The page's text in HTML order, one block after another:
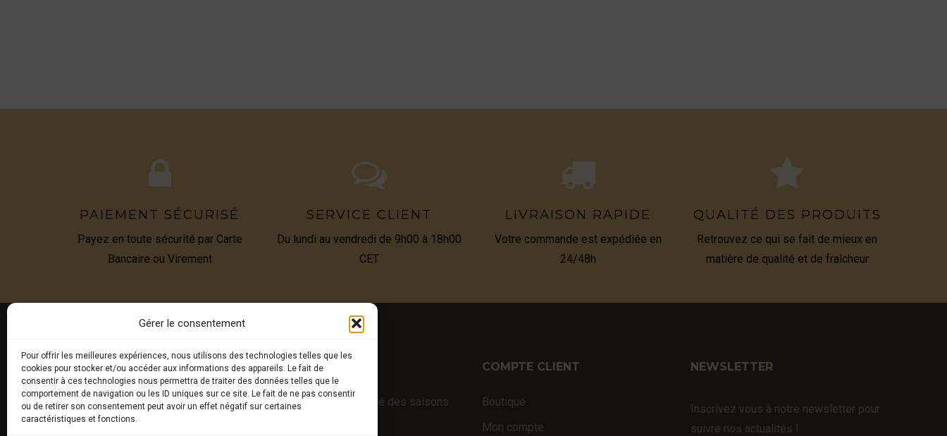
Gérer le consentement
Pour offrir les meilleures expériences, nous utilisons des technologies telles que les
cookies pour stocker et/ou accéder aux informations des appareils. Le fait de
consentir à ces technologies nous permettra de traiter des données telles que le
comportement de navigation ou les ID uniques sur ce site. Le fait de ne pas consentir
ou de retirer son consentement peut avoir un effet négatif sur certaines
caractéristiques et fonctions.
PAIEMENT SÉCURISÉ
Payez en toute sécurité par Carte
Bancaire ou Virement
SERVICE CLIENT
Du lundi au vendredi de 9h00 à 18h00
CET
LIVRAISON RAPIDE
Votre commande est expédiée en
24/48h
QUALITÉ DES PRODUITS
Retrouvez ce qui se fait de mieux en
matière de qualité et de fraîcheur
E-BOUTIQUE
Truffes fraîches au gré des saisons
COMPTE CLIENT
Boutique
Mon compte
NEWSLETTER
Inscrivez vous à notre newsletter pour
suivre nos actualités !